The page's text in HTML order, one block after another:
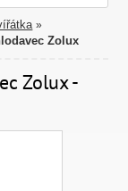
»
Zolux
Zolux -